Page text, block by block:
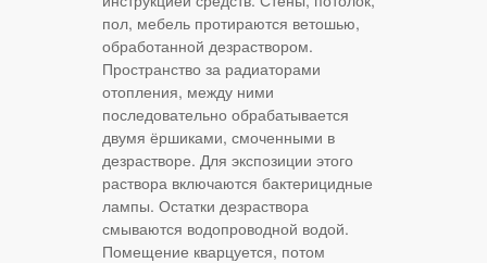
пол, мебель протираются ветошью,
обработанной дезраствором.
Пространство за радиаторами
отопления, между ними
последовательно обрабатывается
двумя ёршиками, смоченными в
дезрастворе. Для экспозиции этого
раствора включаются бактерицидные
лампы. Остатки дезраствора
смываются водопроводной водой.
Помещение кварцуется, потом